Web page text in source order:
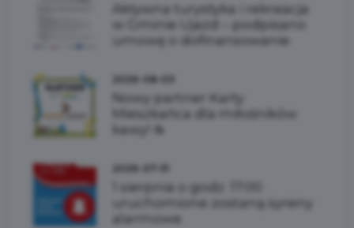
Aktywna turystyka i rekreacja
w Gminie Ujazd – podpisano
umowę o dofinansowanie
Nowy partner Karty
Mieszkańca dla miłośników
kawy! ☕
1 sierpnia o godz. 17:00
uruchomione zostaną syreny
alarmowe